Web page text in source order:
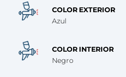
COLOR EXTERIOR
Azul
COLOR INTERIOR
Negro